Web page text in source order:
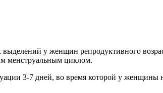
у женщин репродуктивного
менструальным циклом.
3-7 дней, во время которой у